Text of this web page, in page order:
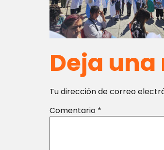
Deja
Tu dirección de correo
Comentario *